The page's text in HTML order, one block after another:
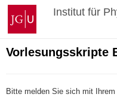
Zum
Inhalt
springen
Johannes
Gutenberg-
Universität
Mainz
Institut für
Vorlesungsskripte
Bitte melden Sie sich mit